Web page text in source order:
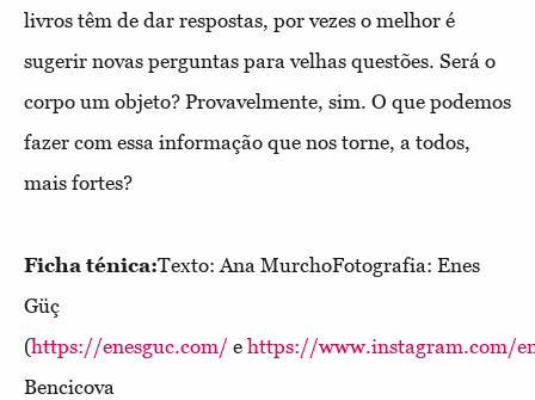
livros têm de dar respostas, por vezes o melhor é
sugerir novas perguntas para velhas questões. Será o
corpo um objeto? Provavelmente, sim. O que podemos
fazer com essa informação que nos torne, a todos,
mais fortes?
Ficha ténica:Texto: Ana MurchoFotografia: Enes
Güç
(https://enesguc.com/ e https://www.instagram.com/
Bencicova